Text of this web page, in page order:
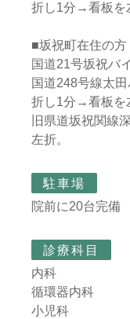
折し1分→看板を
■坂祝町在住の方
国道21号坂祝バ
国道248号線太
折し1分→看板を
旧県道坂祝関線
左折。
駐車場
院前に20台完備
診療科目
内科
循環器内科
小児科